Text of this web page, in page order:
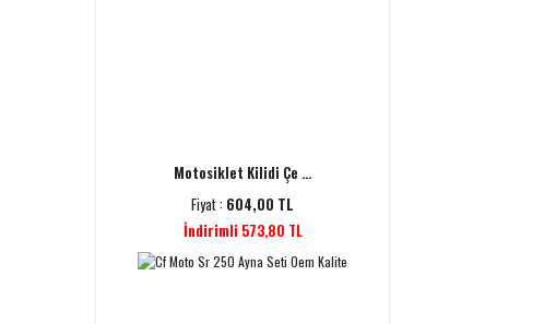
Motosiklet Kilidi Çe ...
Fiyat : 604,00 TL
İndirimli 573,80 TL